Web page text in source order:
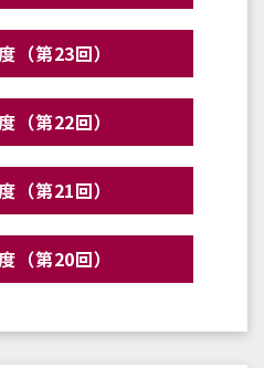
（第23回）
（第22回）
（第21回）
（第20回）